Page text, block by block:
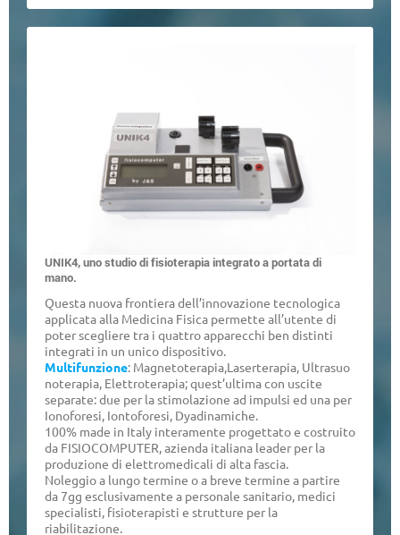
UNIK4, uno studio di fisioterapia integrato a portata di
mano.
Questa nuova frontiera dell’innovazione tecnologica
applicata alla Medicina Fisica permette all’utente di
poter scegliere tra i quattro apparecchi ben distinti
integrati in un unico dispositivo.
Multifunzione: Magnetoterapia,Laserterapia, Ultrasuo
noterapia, Elettroterapia; quest’ultima con uscite
separate: due per la stimolazione ad impulsi ed una per
Ionoforesi, Iontoforesi, Dyadinamiche.
100% made in Italy interamente progettato e costruito
da FISIOCOMPUTER, azienda italiana leader per la
produzione di elettromedicali di alta fascia.
Noleggio a lungo termine o a breve termine a partire
da 7gg esclusivamente a personale sanitario, medici
specialisti, fisioterapisti e strutture per la
riabilitazione.